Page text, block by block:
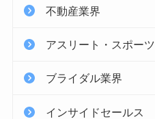
不動産業界
アスリート・スポーツ
ブライダル業界
インサイドセールス